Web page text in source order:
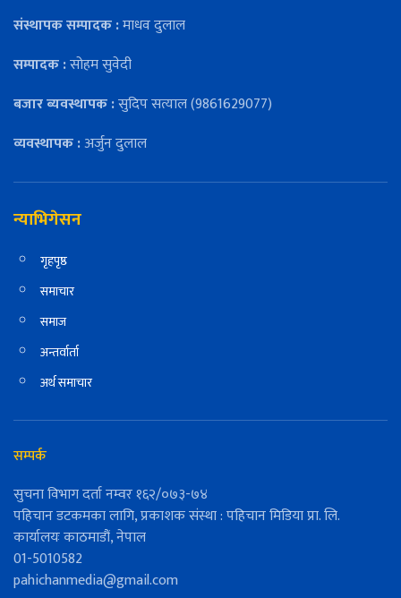
संस्थापक सम्पादक :माधव दुलाल
सम्पादक :सोहम सुवेदी
बजार ब्यवस्थापक :सुदिप सत्याल (9861629077)
व्यवस्थापक :अर्जुन दुलाल
न्याभिगेसन
गृहपृष्ठ
समाचार
समाज
अन्तर्वार्ता
अर्थ समाचार
सम्पर्क
सुचना विभाग दर्ता नम्वर १६२/०७३-७४
पहिचान डटकमका लागि, प्रकाशक संस्था : पहिचान मिडिया प्रा. लि.
कार्यालयः काठमाडौं, नेपाल
01-5010582
pahichanmedia@gmail.com